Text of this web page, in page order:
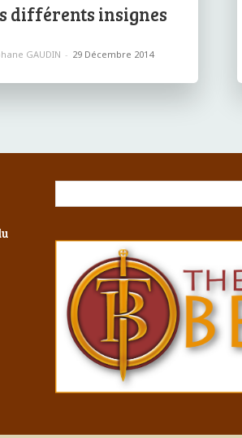
différents insignes
GAUDIN - 29 Décembre 2014